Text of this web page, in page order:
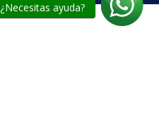
¿Necesitas ayuda?